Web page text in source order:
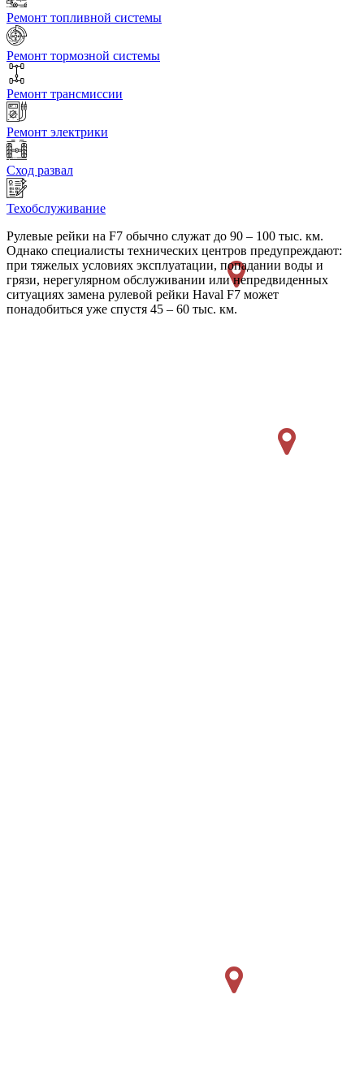
Ремонт топливной системы
Ремонт тормозной системы
Ремонт трансмиссии
Ремонт электрики
Сход развал
Техобслуживание
Рулевые рейки на F7 обычно служат до 90 – 100 тыс. км.
Однако специалисты технических центров предупреждают:
при тяжелых условиях эксплуатации, попадании воды и
грязи, нерегулярном обслуживании или непредвиденных
ситуациях замена рулевой рейки Haval F7 может
понадобиться уже спустя 45 – 60 тыс. км.